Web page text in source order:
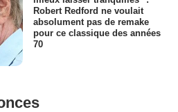
Robert Redford ne voulait
absolument pas de remake
pour ce classique des années
70